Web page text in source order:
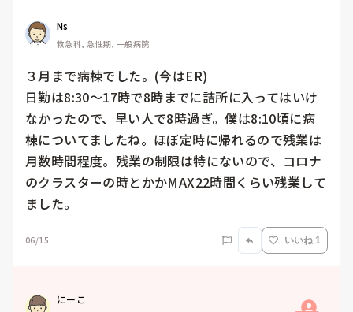
Ns
救急科, 急性期, 一般病院
３月まで病棟でした。(今はER)
日勤は8:30〜17時で8時までに詰所に入ってはいけ
なかったので、早い人で8時過ぎ。僕は8:10頃に病
棟についてましたね。ほぼ定時に帰れるので残業は
月数時間程度。残業の制限は特にないので、コロナ
のクラスターの時とかかMAX22時間くらい残業して
ました。
06/15 いいね 1
にーこ